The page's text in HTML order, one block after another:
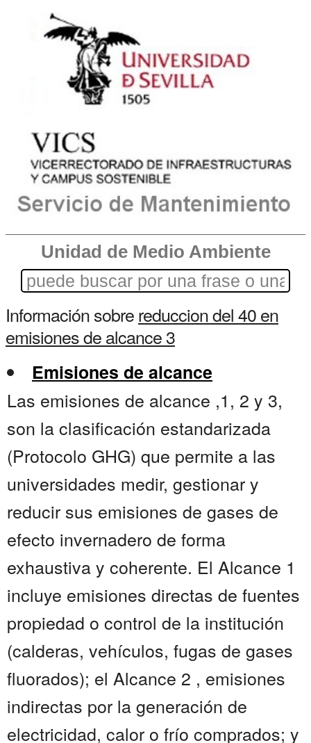
Unidad de Medio Ambiente
Información sobrereduccion del 40 en
emisiones de alcance 3
Emisiones de alcance
Las emisiones de alcance ,1, 2 y 3,
son la clasificación estandarizada
(Protocolo GHG) que permite a las
universidades medir, gestionar y
reducir sus emisiones de gases de
efecto invernadero de forma
exhaustiva y coherente. El Alcance 1
incluye emisiones directas de fuentes
propiedad o control de la institución
(calderas, vehículos, fugas de gases
fluorados); el Alcance 2 , emisiones
indirectas por la generación de
electricidad, calor o frío comprados; y